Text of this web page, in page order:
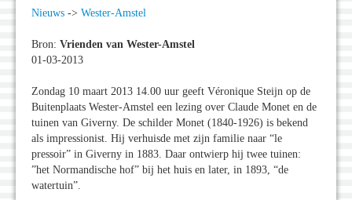
Nieuws -> Wester-Amstel
Bron: Vrienden van Wester-Amstel
01-03-2013
Zondag 10 maart 2013 14.00 uur geeft Véronique Steijn op de
Buitenplaats Wester-Amstel een lezing over Claude Monet en de
tuinen van Giverny. De schilder Monet (1840-1926) is bekend
als impressionist. Hij verhuisde met zijn familie naar “le
pressoir” in Giverny in 1883. Daar ontwierp hij twee tuinen:
”het Normandische hof” bij het huis en later, in 1893, “de
watertuin”.